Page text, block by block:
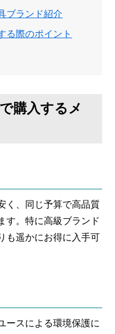
ブランド紹介
る際のポイント
購入するメ
く、同じ予算で高品質
す。特に高級ブランド
も遥かにお得に入手可
ースによる環境保護に